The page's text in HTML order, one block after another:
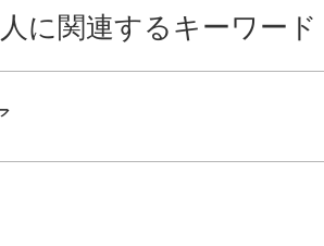
に関連するキーワード